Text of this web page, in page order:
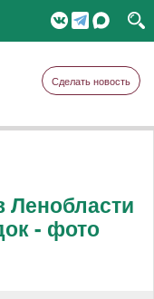
Сделать новость
- фото